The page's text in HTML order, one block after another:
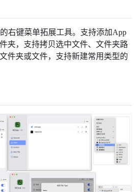
右键菜单拓展工具。支持添加App
夹，支持拷贝选中文件、文件夹路
件夹或文件，支持新建常用类型的